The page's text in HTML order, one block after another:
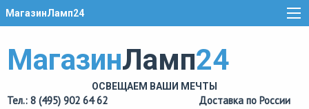
МагазинЛамп24
МагазинЛамп24
ОСВЕЩАЕМ ВАШИ МЕЧТЫ
Тел.: 8 (495) 902 64 62
Доставка по России